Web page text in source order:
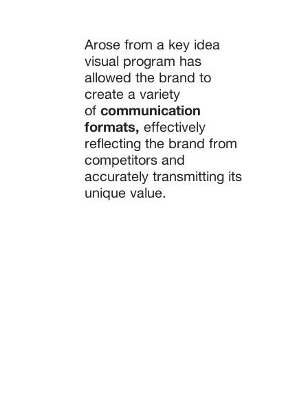
Arose from a key idea
visual program has
allowed the brand to
create a variety
of communication
formats, effectively
reflecting the brand from
competitors and
accurately transmitting its
unique value.